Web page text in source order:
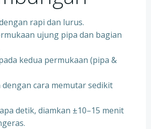
rapi dan lurus.
ujung pipa dan bagian
kedua permukaan (pipa &
cara memutar sedikit
detik, diamkan ±10–15 menit